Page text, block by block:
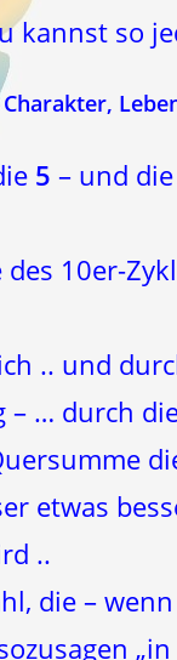
kannst so
Charakter,
5 – und
10er-
.. und
– … durch
etwas
..
die –